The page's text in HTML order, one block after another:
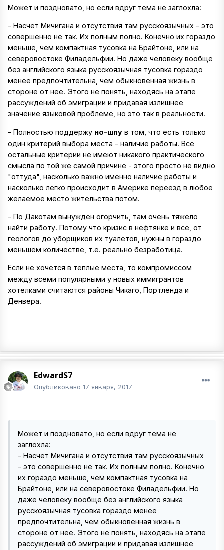
Может и поздновато, но если вдруг тема не заглохла:
- Насчет Мичигана и отсутствия там русскоязычных - это
совершенно не так. Их полным полно. Конечно их гораздо
меньше, чем компактная тусовка на Брайтоне, или на
северовостоке Филадельфии. Но даже человеку вообще
без английского языка русскоязычная тусовка гораздо
менее предпочтительна, чем обыкновенная жизнь в
стороне от нее. Этого не понять, находясь на этапе
рассуждений об эмиграции и придавая излишнее
значение языковой проблеме, но это так в реальности.
- Полностью поддержу но-шпу в том, что есть только
один критерий выбора места - наличие работы. Все
остальные критерии не имеют никакого практического
смысла по той же самой причине - этого просто не видно
"оттуда", насколько важно именно наличие работы и
насколько легко происходит в Америке переезд в любое
желаемое место жительства потом.
- По Дакотам вынужден огорчить, там очень тяжело
найти работу. Потому что кризис в нефтянке и все, от
геологов до уборщиков их туалетов, нужны в гораздо
меньшем количестве, т.е. реально безработица.
Если не хочется в теплые места, то компромиссом
между всеми популярными у новых иммигрантов
хотелками считаются районы Чикаго, Портленда и
Денвера.
EdwardS7
Опубликовано 17 января, 2017
Может и поздновато, но если вдруг тема не
заглохла:
- Насчет Мичигана и отсутствия там русскоязычных
- это совершенно не так. Их полным полно. Конечно
их гораздо меньше, чем компактная тусовка на
Брайтоне, или на северовостоке Филадельфии. Но
даже человеку вообще без английского языка
русскоязычная тусовка гораздо менее
предпочтительна, чем обыкновенная жизнь в
стороне от нее. Этого не понять, находясь на этапе
рассуждений об эмиграции и придавая излишнее